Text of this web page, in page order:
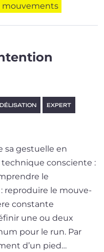
mouvements
EXPERT
sa gestuelle en
consciente :
le
repro­duire le mou­ve­
constante
une ou deux
pour le run. Par
d’un pied…